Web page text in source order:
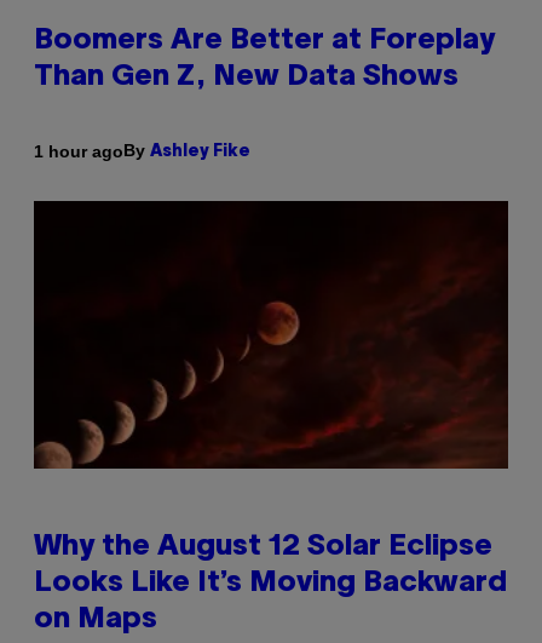
Boomers Are Better at Foreplay
Than Gen Z, New Data Shows
1 hour agoBy Ashley Fike
Why the August 12 Solar Eclipse
Looks Like It’s Moving Backward
on Maps